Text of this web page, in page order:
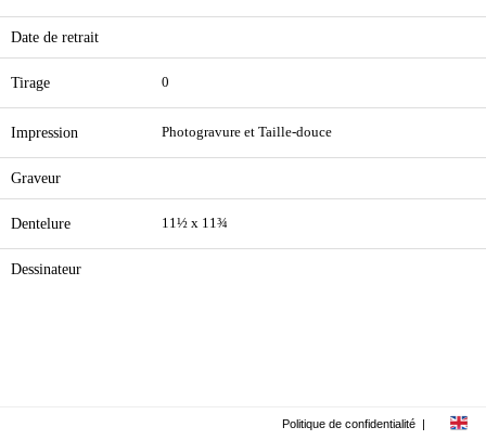
Date de retrait
Tirage 0
Impression Photogravure et Taille-douce
Graveur
Dentelure 11½ x 11¾
Dessinateur
Politique de confidentialité |